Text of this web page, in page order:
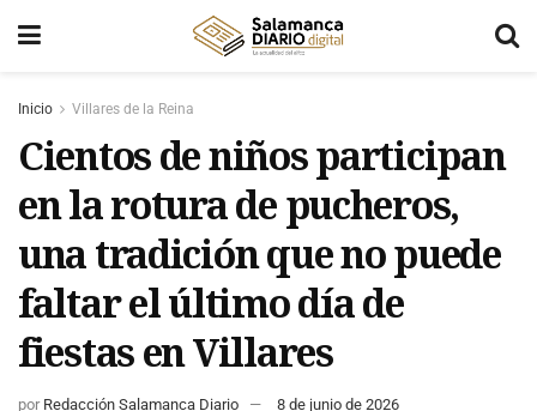
Inicio Villares de la Reina
Cientos de niños participan
en la rotura de pucheros,
una tradición que no puede
faltar el último día de
fiestas en Villares
por Redacción Salamanca Diario 8 de junio de 2026